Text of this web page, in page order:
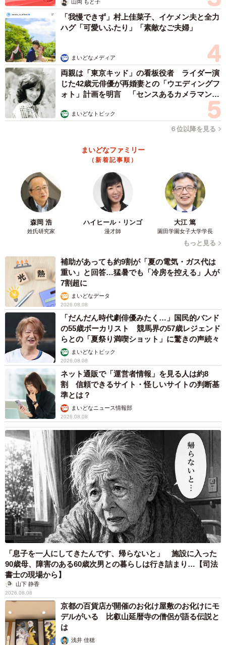
山岡 もと子
「我慢できず」村上佳菜子、イケメン夫と全力
ハグ「可愛いふたり」「素敵なご夫婦」
まいどなメディア
両親は「東京キッド」の看板役者 ライダー演
じた42歳元俳優が再婚妻との「ウエディングフ
ォト」計画を明言 「センスあるカメラマン求
まいどなトピック
６位以降を見る
まいどなファミリー
（新着記事順）
森岡 浩
姓氏研究家
ハイヒール・リンゴ
漫才師
大江 篤
園田学園女子大学学長
もっと見る
補助があっても約9割が「夏の電気・ガス代は
重い」と回答…猛暑でも「冷房を控える」人が
7割超に
まいどなデータ
2026.08.08
「だんだん時代劇俳優みたく…」国民的バンド
の55歳ボーカリスト 競馬界の57歳レジェンド
らとの「夏祭り満喫ショット」に驚きの声続々
まいどなトピック
2026.08.08
ネット通販で「運営者情報」を見る人は約8
割 信頼できるサイト・怪しいサイトの判断基
準とは？
まいどなニュース情報部
2026.08.08
「息子を一人にしてきたんです、帰らないと」 施設に入った
90歳母、障害のある60歳次男との暮らしは行き詰まり…【司法
書士の現場から】
山下 静香
2026.08.08
京都の百貨店が開催のお化け屋敷のお化けにモ
デルがいる 比叡山延暦寺の僧侶が語る伝説と
は
浅井 佳穂